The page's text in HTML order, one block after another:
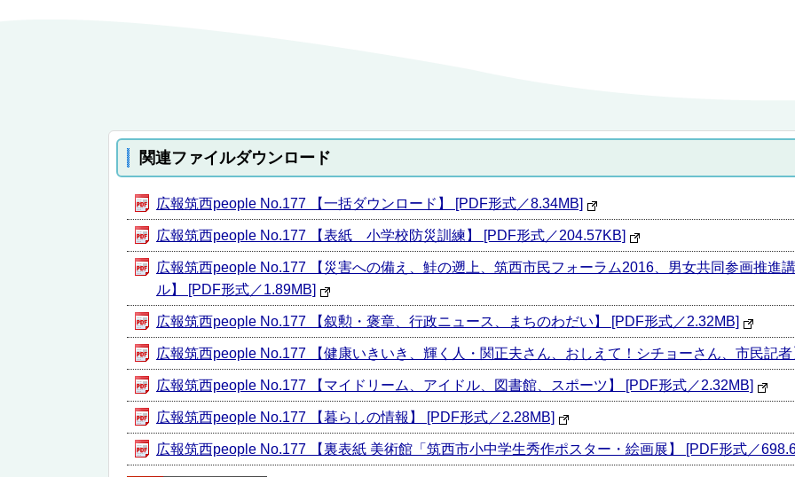
関連ファイルダウンロード
広報筑西people No.177 【一括ダウンロード】 [PDF形式／8.34MB]
広報筑西people No.177 【表紙 小学校防災訓練】 [PDF形式／204.57KB]
広報筑西people No.177 【災害への備え、鮭の遡上、筑西市民フォーラム2016、男女共同参画推進
ル】 [PDF形式／1.89MB]
広報筑西people No.177 【叙勲・褒章、行政ニュース、まちのわだい】 [PDF形式／2.32MB]
広報筑西people No.177 【健康いきいき、輝く人・関正夫さん、おしえて！シチョーさん、市民記
広報筑西people No.177 【マイドリーム、アイドル、図書館、スポーツ】 [PDF形式／2.32MB]
広報筑西people No.177 【暮らしの情報】 [PDF形式／2.28MB]
広報筑西people No.177 【裏表紙 美術館「筑西市小中学生秀作ポスター・絵画展】 [PDF形式／